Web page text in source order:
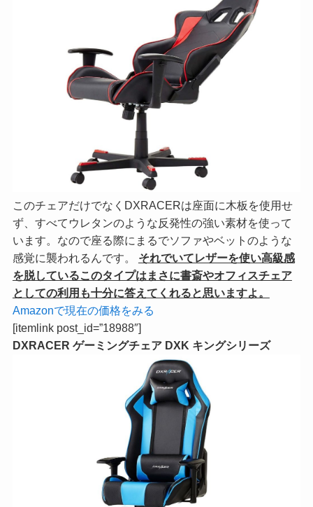
このチェアだけでなくDXRACERは座面に木板を使用せ
ず、すべてウレタンのような反発性の強い素材を使って
います。なので座る際にまるでソファやベットのような
感覚に襲われるんです。 それでいてレザーを使い高級感
を脱しているこのタイプはまさに書斎やオフィスチェア
としての利用も十分に答えてくれると思いますよ。
Amazonで現在の価格をみる
[itemlink post_id=”18988″]
DXRACER ゲーミングチェア DXK キングシリーズ